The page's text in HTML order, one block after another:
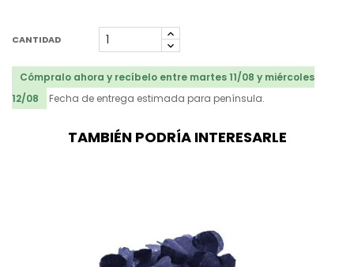
CANTIDAD
Cómpralo ahora y recíbelo entre martes 11/08 y miércoles
12/08
Fecha de entrega estimada para península.
TAMBIÉN PODRÍA INTERESARLE